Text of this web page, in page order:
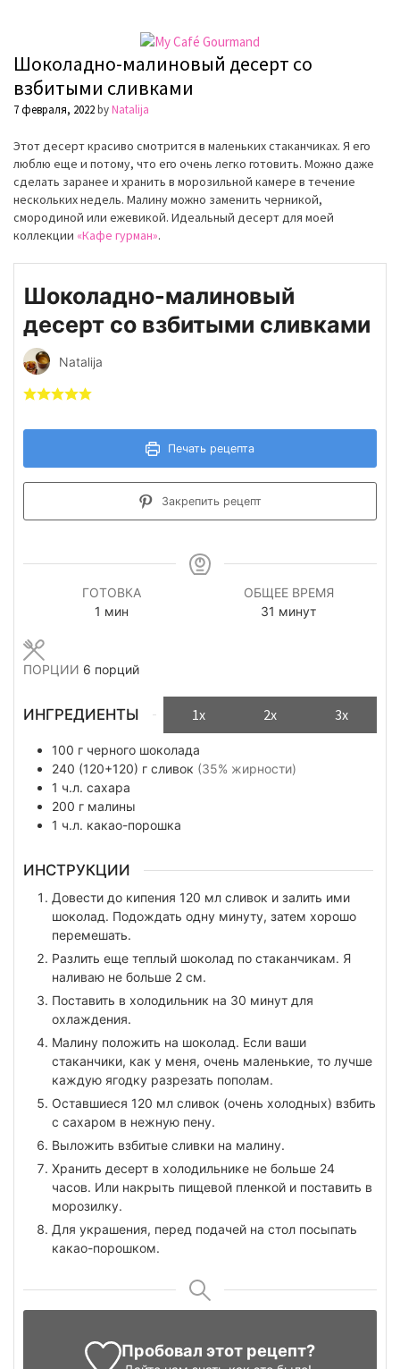
Шоколадно-малиновый десерт со
взбитыми сливками
7 февраля, 2022byNatalija
Этот десерт красиво смотрится в маленьких стаканчиках. Я его
люблю еще и потому, что его очень легко готовить. Можно даже
сделать заранее и хранить в морозильной камере в течение
нескольких недель. Малину можно заменить черникой,
смородиной или ежевикой. Идеальный десерт для моей
коллекции «Кафе гурман».
Шоколадно-малиновый
десерт со взбитыми сливками
Natalija
Печать рецепта
Закрепить рецепт
ГОТОВКА
1 минута
мин
ОБЩЕЕ ВРЕМЯ
31 минуты
минут
ПОРЦИИ 6 порций
ИНГРЕДИЕНТЫ 1x 2x 3x
100 г черного шоколада
240 (120+120) г сливок (35% жирности)
1 ч.л. сахара
200 г малины
1 ч.л. какао-порошка
ИНСТРУКЦИИ
Довести до кипения 120 мл сливок и залить ими
шоколад. Подождать одну минуту, затем хорошо
перемешать.
Разлить еще теплый шоколад по стаканчикам. Я
наливаю не больше 2 см.
Поставить в холодильник на 30 минут для
охлаждения.
Малину положить на шоколад. Если ваши
стаканчики, как у меня, очень маленькие, то лучше
каждую ягодку разрезать пополам.
Оставшиеся 120 мл сливок (очень холодных) взбить
с сахаром в нежную пену.
Выложить взбитые сливки на малину.
Хранить десерт в холодильнике не больше 24
часов. Или накрыть пищевой пленкой и поставить в
морозилку.
Для украшения, перед подачей на стол посыпать
какао-порошком.
Пробовал этот рецепт?